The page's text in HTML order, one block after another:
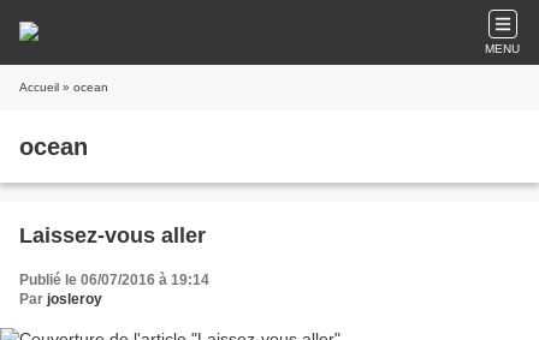
MENU
Accueil » ocean
ocean
Laissez-vous aller
Publié le 06/07/2016 à 19:14
Par josleroy